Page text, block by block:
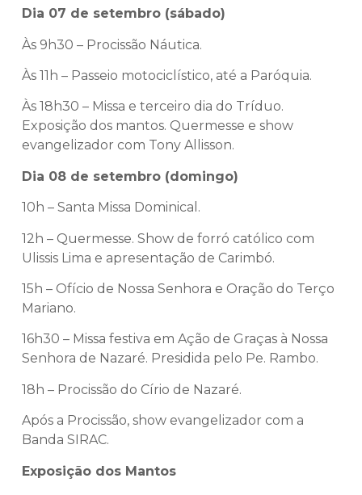
Dia 07 de setembro (sábado)
Às 9h30 – Procissão Náutica.
Às 11h – Passeio motociclístico, até a Paróquia.
Às 18h30 – Missa e terceiro dia do Tríduo.
Exposição dos mantos. Quermesse e show
evangelizador com Tony Allisson.
Dia 08 de setembro (domingo)
10h – Santa Missa Dominical.
12h – Quermesse. Show de forró católico com
Ulissis Lima e apresentação de Carimbó.
15h – Ofício de Nossa Senhora e Oração do Terço
Mariano.
16h30 – Missa festiva em Ação de Graças à Nossa
Senhora de Nazaré. Presidida pelo Pe. Rambo.
18h – Procissão do Círio de Nazaré.
Após a Procissão, show evangelizador com a
Banda SIRAC.
Exposição dos Mantos